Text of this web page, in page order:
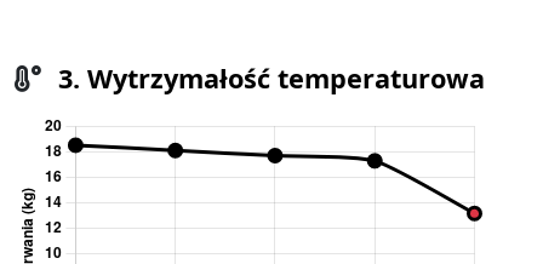
3. Wytrzymałość temperaturowa